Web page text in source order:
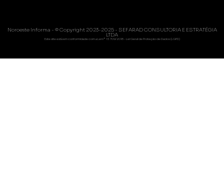
Noroeste Informa - © Copyright 2023-2025 - SEFARAD CONSULTORIA E ESTRATÉGIA
LTDA
Este site está em conformidade com a Lei nº 13.709/2018 - Lei Geral de Proteção de Dados (LGPD)